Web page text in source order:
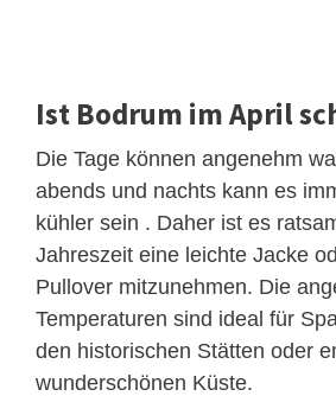
Ist Bodrum im April
Die Tage können angenehm
abends und nachts kann es
kühler sein . Daher ist es
Jahreszeit eine leichte Jacke
Pullover mitzunehmen. Die
Temperaturen sind ideal für
den historischen Stätten oder
wunderschönen Küste.